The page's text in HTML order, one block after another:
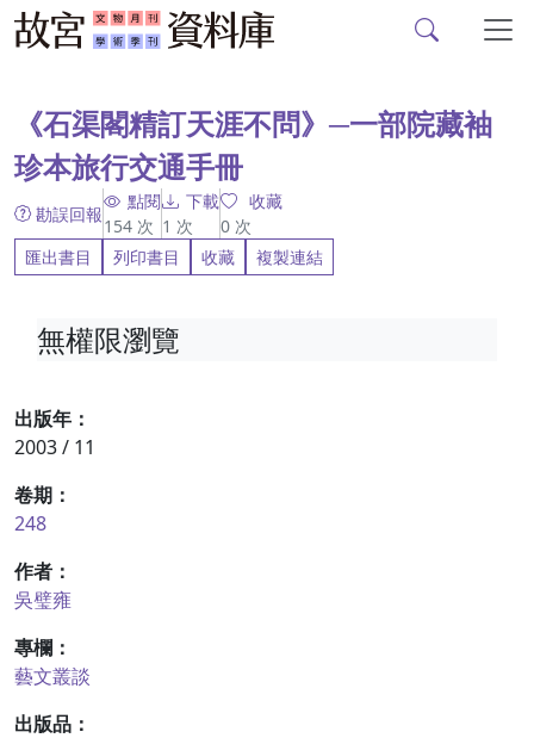
《石渠閣精訂天涯不問》─一部院藏袖
珍本旅行交通手冊
勘誤回報
點閱
154 次
下載
1 次
收藏
0 次
匯出書目
列印書目 收藏 複製連結
出版年：
2003 / 11
卷期：
248
作者：
吳璧雍
專欄：
藝文叢談
出版品：
無權限瀏覽